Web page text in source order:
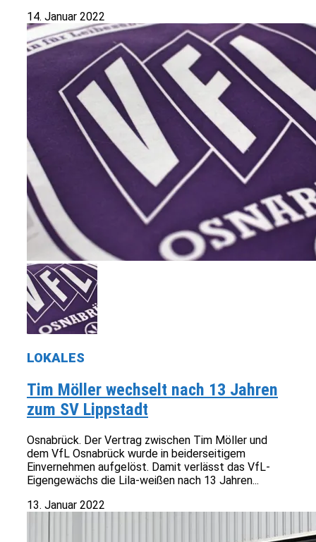
14. Januar 2022
LOKALES
Tim Möller wechselt nach 13 Jahren
zum SV Lippstadt
Osnabrück. Der Vertrag zwischen Tim Möller und
dem VfL Osnabrück wurde in beiderseitigem
Einvernehmen aufgelöst. Damit verlässt das VfL-
Eigengewächs die Lila-weißen nach 13 Jahren...
13. Januar 2022